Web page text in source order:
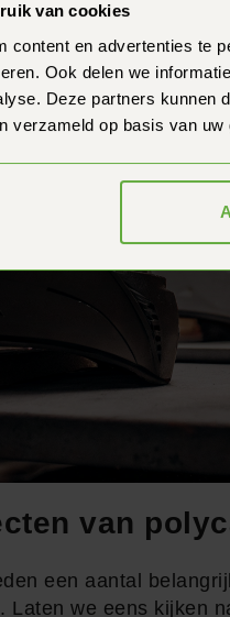
van cookies
content en advertenties te
Ook delen we
Deze partners kunnen
verzameld op basis van
van
een aantal
Laten we eens kijken